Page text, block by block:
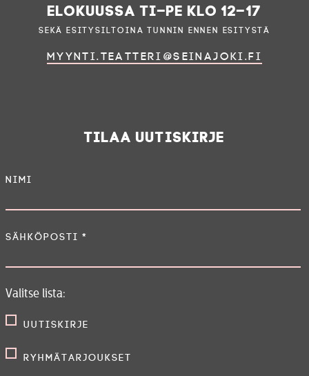
elokuussa ti–pe klo 12–17
sekä esitysiltoina tunnin ennen esitystä
myynti.teatteri@seinajoki.fi
Tilaa uutiskirje
Nimi
Sähköposti *
Valitse lista:
Uutiskirje
Ryhmätarjoukset